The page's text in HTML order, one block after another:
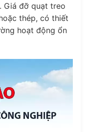
Giá đỡ quạt treo
thép, có thiết
hoạt động ổn